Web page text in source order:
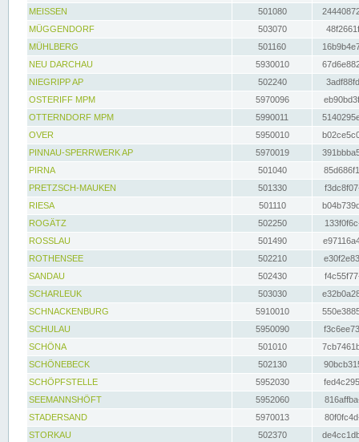
MEISSEN
501080
MÜGGENDORF
503070
MÜHLBERG
501160
NEU DARCHAU
5930010
NIEGRIPP AP
502240
OSTERIFF MPM
5970096
OTTERNDORF MPM
5990011
OVER
5950010
PINNAU-SPERRWERK AP
5970019
PIRNA
501040
PRETZSCH-MAUKEN
501330
RIESA
501110
ROGÄTZ
502250
ROSSLAU
501490
ROTHENSEE
502210
SANDAU
502430
SCHARLEUK
503030
SCHNACKENBURG
5910010
SCHULAU
5950090
SCHÖNA
501010
SCHÖNEBECK
502130
SCHÖPFSTELLE
5952030
SEEMANNSHÖFT
5952060
STADERSAND
5970013
STORKAU
502370